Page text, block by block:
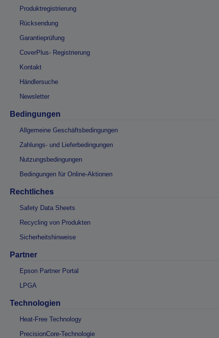
Produktregistrierung
Rücksendung
Garantieprüfung
CoverPlus- Registrierung
Kontakt
Händlersuche
Newsletter
Bedingungen
Allgemeine Geschäftsbedingungen
Zahlungs- und Lieferbedingungen
Nutzungsbedingungen
Bedingungen für Online-Aktionen
Rechtliches
Safety Data Sheets
Recycling von Produkten
Sicherheitshinweise
Partner
Epson Partner Portal
LPGA
Technologien
Heat-Free Technology
PrecisionCore-Technologie